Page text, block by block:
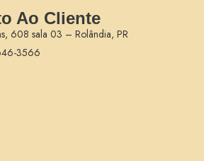
Ao Cliente
608 sala 03 – Rolândia, PR
3566